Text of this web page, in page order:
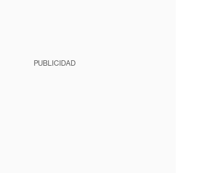
PUBLICIDAD